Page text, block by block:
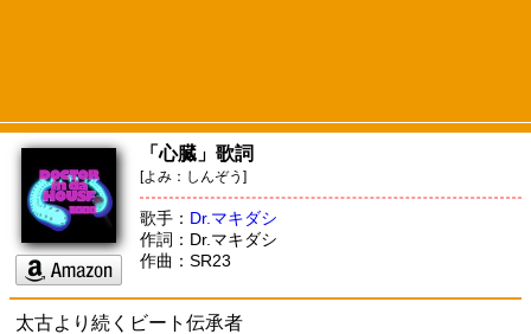
「心臓」歌詞
[よみ：しんぞう]
歌手： Dr.マキダシ
作詞：Dr.マキダシ
作曲：SR23
太古より続くビート伝承者